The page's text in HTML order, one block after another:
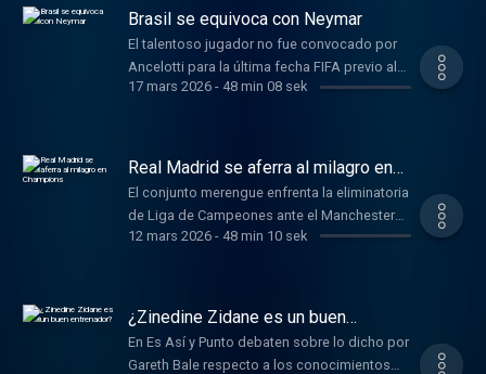
Brasil se equivoca con Neymar
El talentoso jugador no fue convocado por
Ancelotti para la última fecha FIFA previo al
Mundial. Learn more about your ad choices.
17 mars 2026- 48 min 08 sek
Real Madrid se aferra al milagro en
Champions
El conjunto merengue enfrenta la eliminatoria
de Liga de Campeones ante el Manchester
City de Pep Guardiola. Learn more about your
12 mars 2026- 48 min 10 sek
¿Zinedine Zidane es un buen
entrenador?
En Es Así y Punto debaten sobre lo dicho por
Gareth Bale respecto a los conocimientos